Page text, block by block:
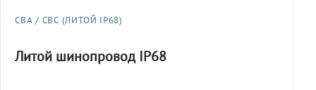
СВА / СВС (ЛИТОЙ IP68)
Литой шинопровод IP68